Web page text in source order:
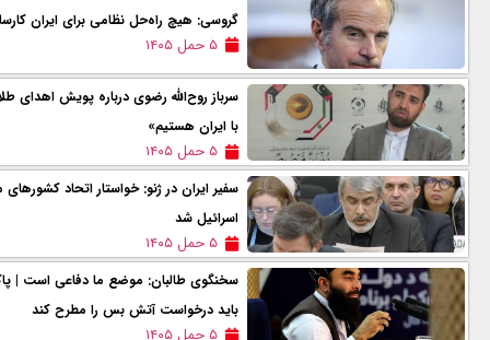
گروسی: هیچ راه‌حل نظامی برای ایران
۵ حمل ۱۴۰۵
سرباز روح‌الله رضوی درباره پویش اهدای
با ایران هستیم»
۵ حمل ۱۴۰۵
سفیر ایران در ژنو: خواستار اتحاد
اسرائیل شد
۵ حمل ۱۴۰۵
سخنگوی طالبان: موضع ما دفاعی است |
باید درخواست آتش بس را مطرح کند
۵ حمل ۱۴۰۵